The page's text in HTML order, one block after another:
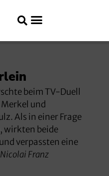
beim TV-Duell
und
Als in einer Frage
wirkten beide
verpassten eine
Franz